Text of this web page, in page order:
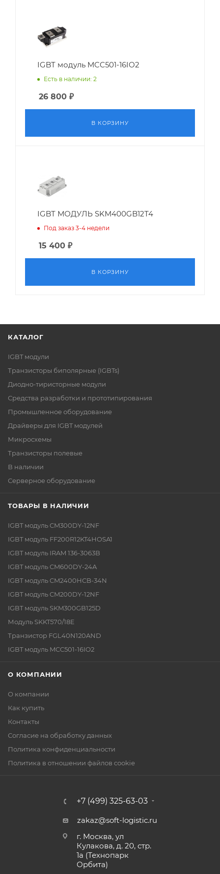
IGBT модуль MCC501-16IO2
Есть в наличии: 2
26 800 ₽
В КОРЗИНУ
IGBT МОДУЛЬ SKM400GB12T4
Под заказ 3-4 недели
15 400 ₽
В КОРЗИНУ
КАТАЛОГ
IGBT модули
Транзисторы биполярные (IGBTs)
Диодно-тиристорные модули
Средства разработки и прототипирования
Промышленное оборудование
Драйверы для IGBT модулей
Микросхемы
Транзисторы полевые
В наличии
Серверное оборудование
ТОВАРЫ В НАЛИЧИИ
IGBT модуль CM300DY-12NF
IGBT модуль FF200R12KT4HOSA1
IGBT модуль IRAM 136-3063B
IGBT модуль CM600DY-24A
IGBT модуль CM2400HCB-34N
IGBT модуль CM200DY-12NF
IGBT модуль SKM300GB125D
Модуль SKKT570/18E
Транзистор FGL40N120AND
IGBT модуль MCC501-16IO2
О КОМПАНИИ
О компании
Как купить
Контакты
Согласие на обработку данных
Политика конфиденциальности
Политика в отношении файлов cookie
+7 (499) 325-63-03
zakaz@soft-logistic.ru
г. Москва, ул
Кулакова, д. 20, стр.
1а (Технопарк
Орбита)